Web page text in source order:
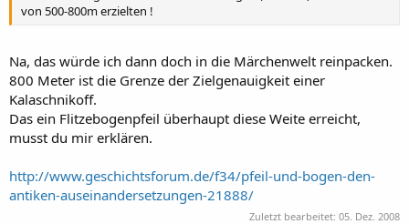
von 500-800m erzielten !
Na, das würde ich dann doch in die Märchenwelt reinpacken.
800 Meter ist die Grenze der Zielgenauigkeit einer
Kalaschnikoff.
Das ein Flitzebogenpfeil überhaupt diese Weite erreicht,
musst du mir erklären.
http://www.geschichtsforum.de/f34/pfeil-und-bogen-den-
antiken-auseinandersetzungen-21888/
Zuletzt bearbeitet: 05. Dez. 2008